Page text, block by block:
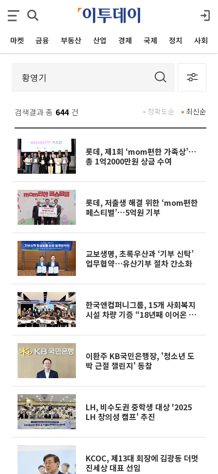
마켓 금융 부동산 산업 경제 국제 정치 사회
검색결과 총 644 건 최신순
정확도순
롯데, 제1회 ‘mom편한 가족상’⋯
총 1억2000만원 상금 수여
롯데, 저출생 해결 위한 ‘mom편한
페스티벌’…5억원 기부
교보생명, 초록우산과 ‘기부 신탁’
업무협약⋯유산기부 절차 간소화
한국앤컴퍼니그룹, 15개 사회복지
시설 차량 기증 “18년째 이어온 따
이환주 KB국민은행장, '청소년 도
박 근절 챌린지' 동참
LH, 비수도권 중학생 대상 '2025
LH 창의성 캠프' 추진
KCOC, 제13대 회장에 김광동 더멋
진세상 대표 선임